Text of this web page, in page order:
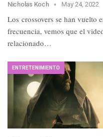
Nicholas Koch May 24, 2022
Los crossovers se han vuelto
frecuencia, vemos que el
relacionado…
ENTRETENIMIENTO